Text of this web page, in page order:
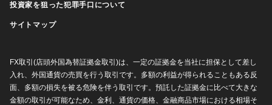
投資家を狙った犯罪手口について
サイトマップ
FX取引(店頭外国為替証拠金取引)は、一定の証拠金を当社に担保として差し
入れ、外国通貨の売買を行う取引です。多額の利益が得られることもある反
面、多額の損失を被る危険を伴う取引です。預託した証拠金に比べて大きな
金額の取引が可能なため、金利、通貨の価格、金融商品市場における相場そ